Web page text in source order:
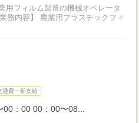
用フィルム製造の機械オペレータ
通費一部支給
：00 00：00〜08...